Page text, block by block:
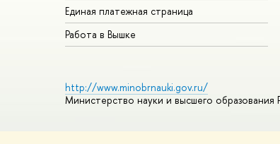
Единая платежная страница
Работа в Вышке
http://www.minobrnauki.gov.ru/
Министерство науки и высшего образования